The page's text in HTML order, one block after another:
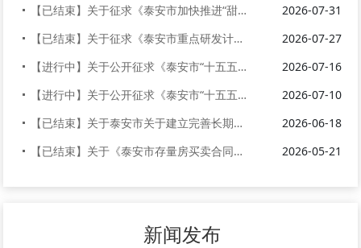
【已结束】关于征求《泰安市加快推进“甜蜜经济”高质量发展实施意见（征求...
2026-07-31
【已结束】关于征求《泰安市重点研发计划管理办法》（征求意见稿）意见建议...
2026-07-27
【进行中】关于公开征求《泰安市“十五五”综合交通运输发展规划（征求意见...
2026-07-16
【进行中】关于公开征求《泰安市“十五五”应急管理体系建设规划（征求意见...
2026-07-10
【已结束】关于泰安市关于建立完善长期护理保险制度的实施方案（征求意见稿...
2026-06-18
【已结束】关于《泰安市存量房买卖合同（范本）》公开征求意见的公告
2026-05-21
新闻发布